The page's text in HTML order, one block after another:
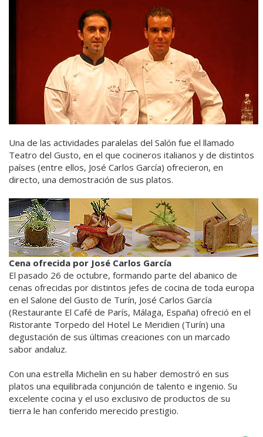
Una de las actividades paralelas del Salón fue el llamado
Teatro del Gusto, en el que cocineros italianos y de distintos
países (entre ellos, José Carlos García) ofrecieron, en
directo, una demostración de sus platos.
Cena ofrecida por José Carlos García
El pasado 26 de octubre, formando parte del abanico de
cenas ofrecidas por distintos jefes de cocina de toda europa
en el Salone del Gusto de Turín, José Carlos García
(Restaurante El Café de París, Málaga, España) ofreció en el
Ristorante Torpedo del Hotel Le Meridien (Turín) una
degustación de sus últimas creaciones con un marcado
sabor andaluz.
Con una estrella Michelin en su haber demostró en sus
platos una equilibrada conjunción de talento e ingenio. Su
excelente cocina y el uso exclusivo de productos de su
tierra le han conferido merecido prestigio.